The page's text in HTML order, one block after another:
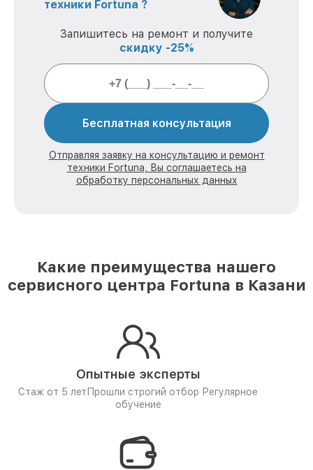
техники Fortuna ?
Запишитесь на ремонт и получите
скидку -25%
Бесплатная консультация
Отправляя заявку на консультацию и ремонт
техники Fortuna, Вы соглашаетесь на
обработку персональных данных
Какие преимущества нашего
сервисного центра Fortuna в Казани
Опытные эксперты
Стаж от 5 лет Прошли строгий отбор Регулярное
обучение